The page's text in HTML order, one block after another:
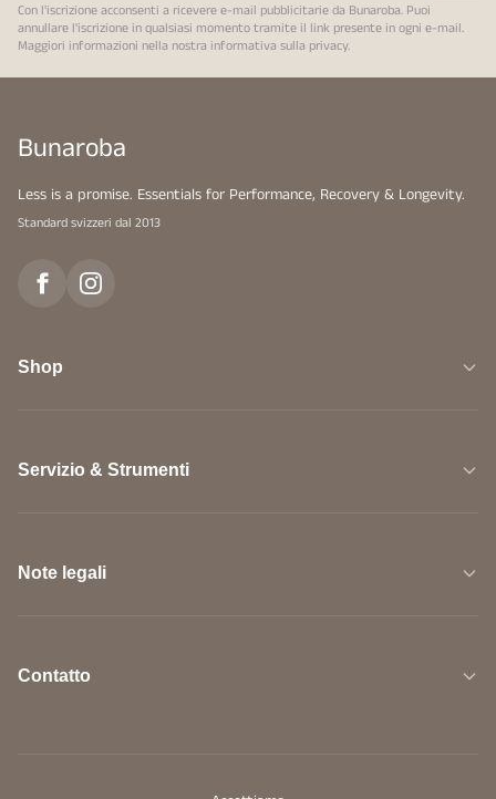
Con l'iscrizione acconsenti a ricevere e-mail pubblicitarie da Bunaroba. Puoi
annullare l'iscrizione in qualsiasi momento tramite il link presente in ogni e-mail.
Maggiori informazioni nella nostra informativa sulla privacy.
Bunaroba
Less is a promise. Essentials for Performance, Recovery & Longevity.
Standard svizzeri dal 2013
Shop
Servizio & Strumenti
Note legali
Contatto